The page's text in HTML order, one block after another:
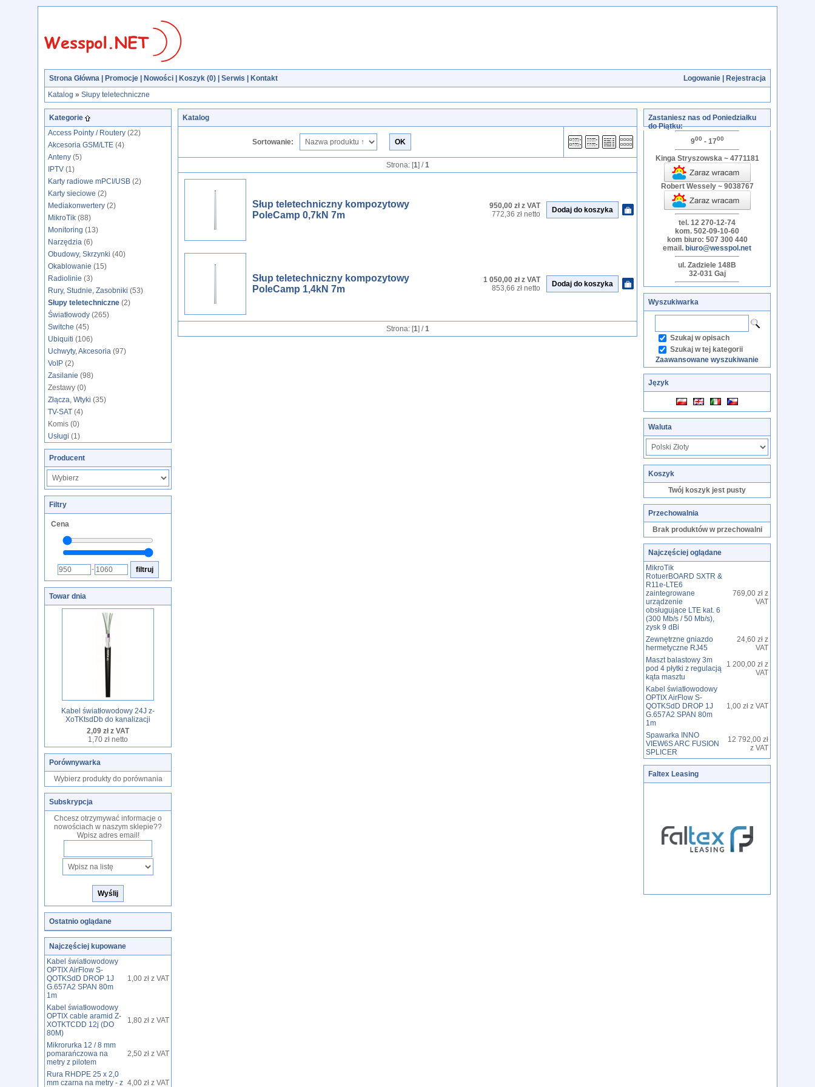
Strona Główna Promocje Nowości Koszyk (0) Serwis Kontakt Logowanie
Rejestracja
Katalog » Słupy teletechniczne
Kategorie
Access Pointy / Routery (22)
Akcesoria GSM/LTE (4)
Anteny (5)
IPTV (1)
Karty radiowe mPCI/USB (2)
Karty sieciowe (2)
Mediakonwertery (2)
MikroTik (88)
Monitoring (13)
Narzędzia (6)
Obudowy, Skrzynki (40)
Okablowanie (15)
Radiolinie (3)
Rury, Studnie, Zasobniki (53)
Słupy teletechniczne (2)
Światłowody (265)
Switche (45)
Ubiquiti (106)
Uchwyty, Akcesoria (97)
VoIP (2)
Zasilanie (98)
Zestawy (0)
Złącza, Wtyki (35)
TV-SAT (4)
Komis (0)
Usługi (1)
Producent
Filtry
Cena
-
Towar dnia
Kabel światłowodowy 24J z-
XoTKtsdDb do kanalizacji
2,09 zł z VAT
1,70 zł netto
Porównywarka
Wybierz produkty do porównania
Subskrypcja
Chcesz otrzymywać informacje o
nowościach w naszym sklepie??
Wpisz adres email!
Ostatnio oglądane
Najczęściej kupowane
Kabel światłowodowy
OPTIX AirFlow S-
QOTKSdD DROP 1J
G.657A2 SPAN 80m
1m
1,00 zł z VAT
Kabel światłowodowy
OPTIX cable aramid Z-
XOTKTCDD 12j (DO
80M)
1,80 zł z VAT
Mikrorurka 12 / 8 mm
pomarańczowa na
metry z pilotem
2,50 zł z VAT
Rura RHDPE 25 x 2,0
mm czarna na metry - z 4,00 zł z VAT
Katalog
Sortowanie:
Strona: [1] /1
Słup teletechniczny kompozytowy
PoleCamp 0,7kN 7m
950,00 zł z VAT
772,36 zł netto
Słup teletechniczny kompozytowy
PoleCamp 1,4kN 7m
1 050,00 zł z VAT
853,66 zł netto
Strona: [1] /1
Zastaniesz nas od Poniedziałku
do Piątku:
900 - 1700
Kinga Stryszowska ~ 4771181
Robert Wessely ~ 9038767
tel. 12 270-12-74
kom. 502-09-10-60
kom biuro: 507 300 440
email. biuro@wesspol.net
ul. Zadziele 148B
32-031 Gaj
Wyszukiwarka
Szukaj w opisach
Szukaj w tej kategorii
Zaawansowane wyszukiwanie
Język
Waluta
Koszyk
Twój koszyk jest pusty
Przechowalnia
Brak produktów w przechowalni
Najczęściej oglądane
MikroTik
RotuerBOARD SXTR &
R11e-LTE6
zaintegrowane
urządzenie
obsługujące LTE kat. 6
(300 Mb/s / 50 Mb/s),
zysk 9 dBi
769,00 zł z
VAT
Zewnętrzne gniazdo
hermetyczne RJ45
24,60 zł z
VAT
Maszt balastowy 3m
pod 4 płytki z regulacją
kąta masztu
1 200,00 zł z
VAT
Kabel światłowodowy
OPTIX AirFlow S-
QOTKSdD DROP 1J
G.657A2 SPAN 80m
1m
1,00 zł z VAT
Spawarka INNO
VIEW6S ARC FUSION
SPLICER
12 792,00 zł
z VAT
Faltex Leasing